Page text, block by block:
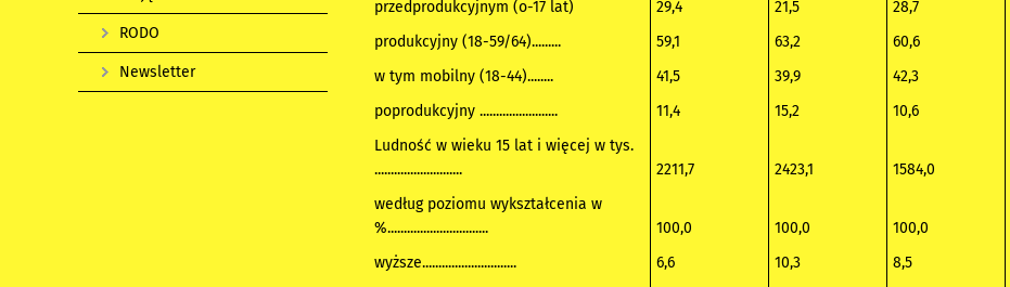
przedprodukcyjnym (o-17 lat) 29,4 21,5 28,7
produkcyjny (18-59/64).........
59,1 63,2 60,6
w tym mobilny (18-44)........
41,5 39,9 42,3
poprodukcyjny ........................
11,4 15,2 10,6
Ludność w wieku 15 lat i więcej w tys.
...........................
2211,7 2423,1 1584,0
według poziomu wykształcenia w
%...............................
100,0 100,0 100,0
wyższe.............................
6,6 10,3 8,5
RODO
Newsletter